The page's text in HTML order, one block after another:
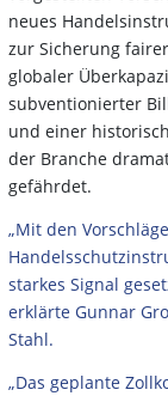
neues
zur Sicherung
globaler
subventionierter
und einer
der Branche
gefährdet.
„Mit den
starkes Signal
erklärte Gunnar
Stahl.
„Das geplante